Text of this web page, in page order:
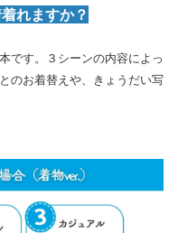
れますか？
です。３シーンの内容によっ
のお着替えや、きょうだい写